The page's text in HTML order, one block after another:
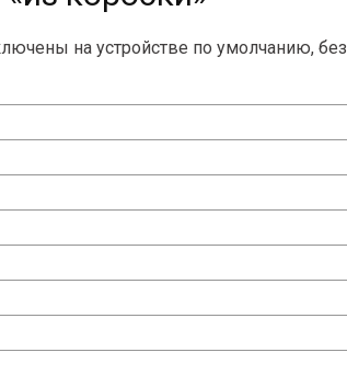
на устройстве по умолчанию,